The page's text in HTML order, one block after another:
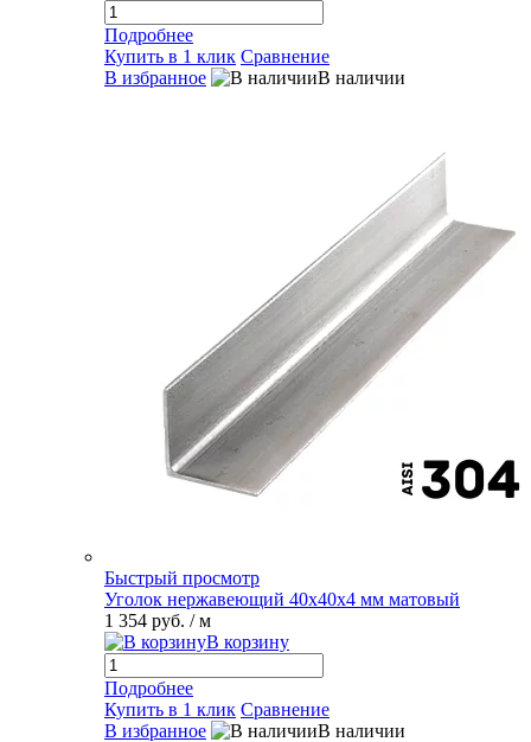
Подробнее
Купить в 1 клик Сравнение
В избранное
В наличии
Быстрый просмотр
Уголок нержавеющий 40х40х4 мм матовый
1 354 руб. / м
В корзину
Подробнее
Купить в 1 клик Сравнение
В избранное
В наличии